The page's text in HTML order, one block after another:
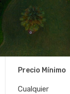
Precio Mínimo
Cualquier